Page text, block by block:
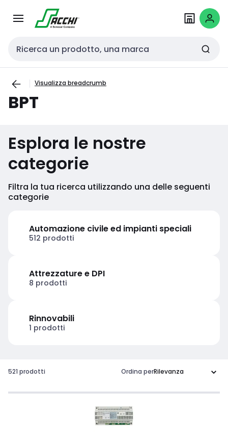
navigazionecontenuto
Cerca input
Visualizza breadcrumb
BPT
Esplora le nostre
categorie
Filtra la tua ricerca utilizzando una delle seguenti
categorie
Automazione civile ed impianti speciali
512 prodotti
Attrezzature e DPI
8 prodotti
Rinnovabili
1 prodotti
521 prodotti Ordina per